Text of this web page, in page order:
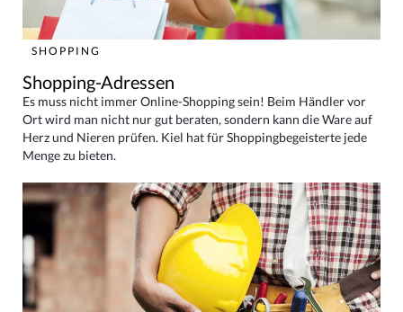
SHOPPING
Shopping-Adressen
Es muss nicht immer Online-Shopping sein! Beim Händler vor
Ort wird man nicht nur gut beraten, sondern kann die Ware auf
Herz und Nieren prüfen. Kiel hat für Shoppingbegeisterte jede
Menge zu bieten.